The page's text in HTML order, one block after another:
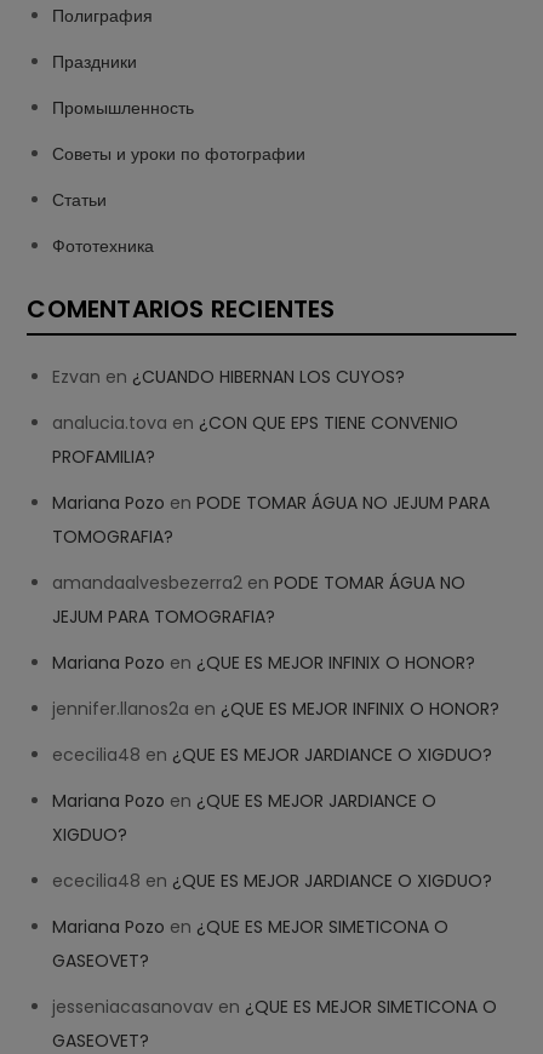
Полиграфия
Праздники
Промышленность
Советы и уроки по фотографии
Статьи
Фототехника
COMENTARIOS RECIENTES
Ezvan en ¿CUANDO HIBERNAN LOS CUYOS?
analucia.tova en ¿CON QUE EPS TIENE CONVENIO
PROFAMILIA?
Mariana Pozo enPODE TOMAR ÁGUA NO JEJUM PARA
TOMOGRAFIA?
amandaalvesbezerra2 enPODE TOMAR ÁGUA NO
JEJUM PARA TOMOGRAFIA?
Mariana Pozo en ¿QUE ES MEJOR INFINIX O HONOR?
jennifer.llanos2a en ¿QUE ES MEJOR INFINIX O HONOR?
ececilia48 en ¿QUE ES MEJOR JARDIANCE O XIGDUO?
Mariana Pozo en ¿QUE ES MEJOR JARDIANCE O
XIGDUO?
ececilia48 en ¿QUE ES MEJOR JARDIANCE O XIGDUO?
Mariana Pozo en ¿QUE ES MEJOR SIMETICONA O
GASEOVET?
jesseniacasanovav en ¿QUE ES MEJOR SIMETICONA O
GASEOVET?